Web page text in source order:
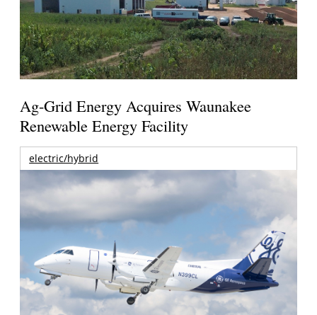
Ag-Grid Energy Acquires Waunakee
Renewable Energy Facility
electric/hybrid